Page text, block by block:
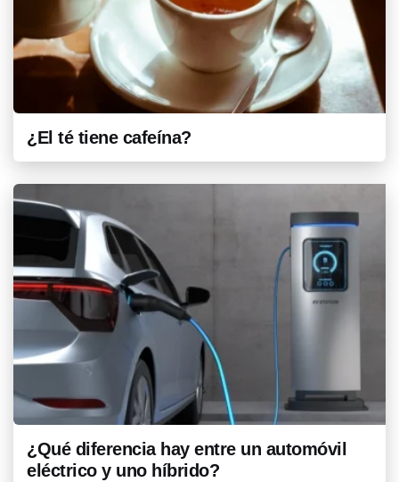
¿El té tiene cafeína?
¿Qué diferencia hay entre un automóvil
eléctrico y uno híbrido?